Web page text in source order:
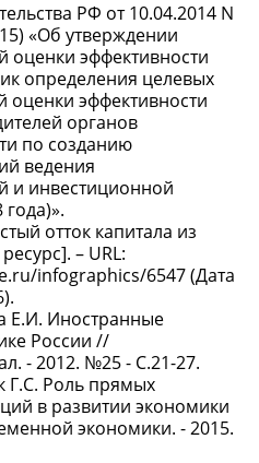
РФ от 10.04.2014 N
«Об утверждении
оценки эффективности
определения целевых
оценки эффективности
органов
по созданию
ведения
и инвестиционной
отток капитала из
– URL:
infographics/6547 (Дата
Е.И. Иностранные
России //
- 2012. №25 - С.21-27.
Г.С. Роль прямых
в развитии экономики
экономики. - 2015.